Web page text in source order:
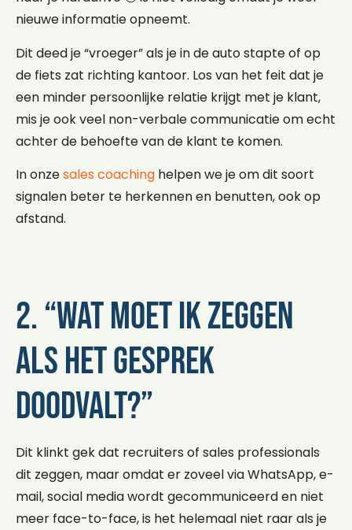
nieuwe informatie opneemt.
Dit deed je “vroeger” als je in de auto stapte of op
de fiets zat richting kantoor. Los van het feit dat je
een minder persoonlijke relatie krijgt met je klant,
mis je ook veel non-verbale communicatie om echt
achter de behoefte van de klant te komen.
In onzesales coaching helpen we je om dit soort
signalen beter te herkennen en benutten, ook op
afstand.
2. “Wat moet ik zeggen
als het gesprek
doodvalt?”
Dit klinkt gek dat recruiters of sales professionals
dit zeggen, maar omdat er zoveel via WhatsApp, e-
mail, social media wordt gecommuniceerd en niet
meer face-to-face, is het helemaal niet raar als je